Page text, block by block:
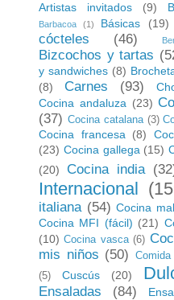
Artistas invitados (9)
Barbacoa (1) Básicas (19)
cócteles
(46)
Bizcochos y tartas
y sandwiches (8)
(8)
Carnes (93)
Cocina andaluza (23)
(37) Cocina catalana (3)
Cocina francesa (8)
(23) Cocina gallega (15)
(20)
Cocina india
Internacional
italiana (54) Cocina
Cocina MFI (fácil) (21)
(10) Cocina vasca (6)
mis niños (50)
(5)
Cuscús (20)
Ensaladas (84)